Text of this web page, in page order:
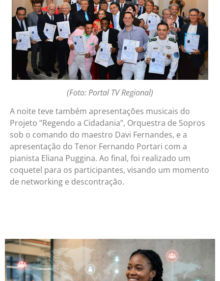
(Foto: Portal TV Regional)
A noite teve também apresentações musicais do
Projeto “Regendo a Cidadania”, Orquestra de Sopros
sob o comando do maestro Davi Fernandes, e a
apresentação do Tenor Fernando Portari com a
pianista Eliana Puggina. Ao final, foi realizado um
coquetel para os participantes, visando um momento
de networking e descontração.